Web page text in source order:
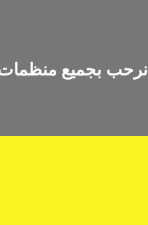
نرحب بجميع منظمات